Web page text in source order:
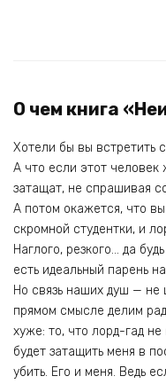
О чем книга
Хотели бы вы встретить
А что если этот человек
затащат, не спрашивая
А потом окажется, что
скромной студентки, и
Наглого, резкого… да
есть идеальный парень
Но связь наших душ — не
прямом смысле делим
хуже: то, что лорд-гад не
будет затащить меня в
убить. Его и меня. Ведь